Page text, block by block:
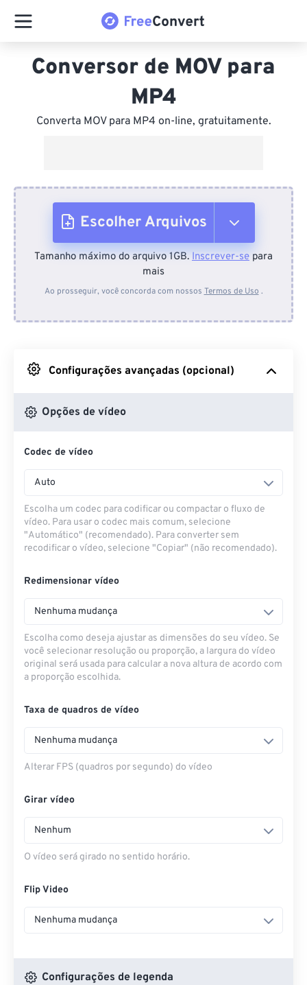
Conversor de MOV para
MP4
Converta MOV para MP4 on-line, gratuitamente.
Escolher Arquivos
Do dispositivo
Do Google Drive
Do OneDrive
Tamanho máximo do arquivo 1GB. Inscrever-se para
mais
Ao prosseguir, você concorda com nossos Termos de Uso .
Configurações avançadas (opcional)
Opções de vídeo
Codec de vídeo
Auto
Escolha um codec para codificar ou compactar o fluxo de
vídeo. Para usar o codec mais comum, selecione
"Automático" (recomendado). Para converter sem
recodificar o vídeo, selecione "Copiar" (não recomendado).
Redimensionar vídeo
Nenhuma mudança
Escolha como deseja ajustar as dimensões do seu vídeo. Se
você selecionar resolução ou proporção, a largura do vídeo
original será usada para calcular a nova altura de acordo com
a proporção escolhida.
Taxa de quadros de vídeo
Nenhuma mudança
Alterar FPS (quadros por segundo) do vídeo
Girar vídeo
Nenhum
O vídeo será girado no sentido horário.
Flip Video
Nenhuma mudança
Configurações de legenda